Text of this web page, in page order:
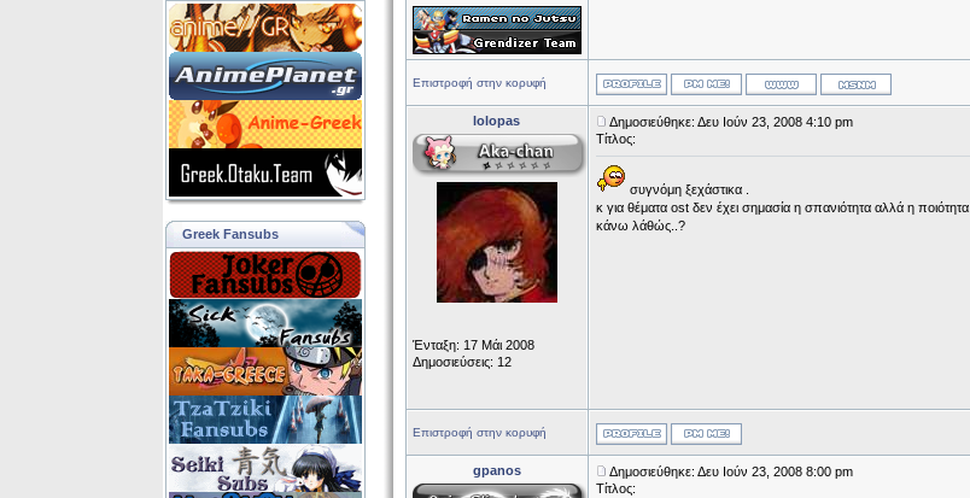
Greek Fansubs
Επιστροφή στην κορυφή
lolopas
Ένταξη: 17 Μάι 2008
Δημοσιεύσεις: 12
Δημοσιεύθηκε: Δευ Ιούν 23, 2008 4:10 pm
Τίτλος:
συγνόμη ξεχάστικα .
κ για θέματα ost δεν έχει σημασία η σπανιότητα αλλά η ποιότητα.
κάνω λάθώς..?
Επιστροφή στην κορυφή
gpanos
Δημοσιεύθηκε: Δευ Ιούν 23, 2008 8:00 pm
Τίτλος: